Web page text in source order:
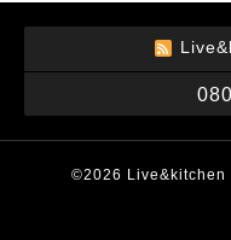
©2026 Live&kitchen